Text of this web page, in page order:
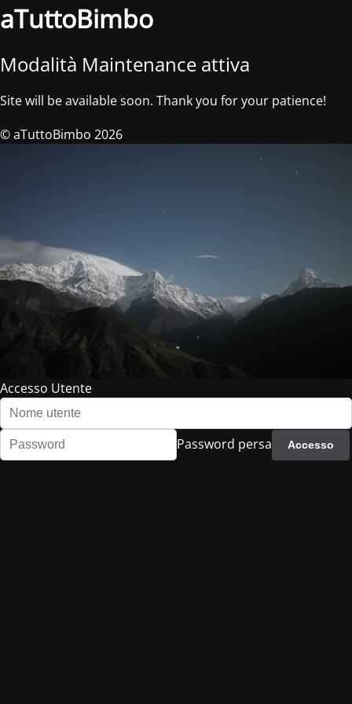
aTuttoBimbo
Modalità Maintenance attiva
Site will be available soon. Thank you for your patience!
© aTuttoBimbo 2026
Accesso Utente
Password persa